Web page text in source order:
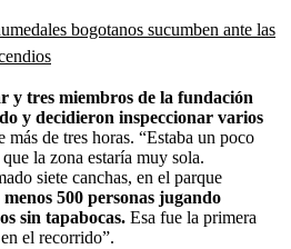
bogotanos sucumben ante las
y tres miembros de la fundación
y decidieron inspeccionar varios
más de tres horas. “Estaba un poco
la zona estaría muy sola.
siete canchas, en el parque
500 personas jugando
sin tapabocas. Esa fue la primera
el recorrido”.